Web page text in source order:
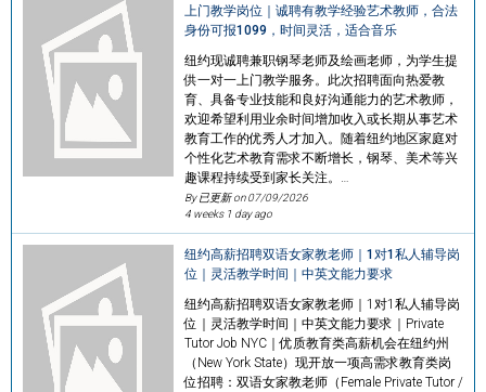
上门教学岗位｜诚聘有教学经验艺术教师，合法
身份可报1099，时间灵活，适合音乐
纽约现诚聘兼职钢琴老师及绘画老师，为学生提
供一对一上门教学服务。此次招聘面向热爱教
育、具备专业技能和良好沟通能力的艺术教师，
欢迎希望利用业余时间增加收入或长期从事艺术
教育工作的优秀人才加入。随着纽约地区家庭对
个性化艺术教育需求不断增长，钢琴、美术等兴
趣课程持续受到家长关注。…
By 已更新 on07/09/2026
4 weeks 1 day ago
纽约高薪招聘双语女家教老师｜1对1私人辅导岗
位｜灵活教学时间｜中英文能力要求
纽约高薪招聘双语女家教老师｜1对1私人辅导岗
位｜灵活教学时间｜中英文能力要求｜Private
Tutor Job NYC｜优质教育类高薪机会在纽约州
（New York State）现开放一项高需求教育类岗
位招聘：双语女家教老师（Female Private Tutor /